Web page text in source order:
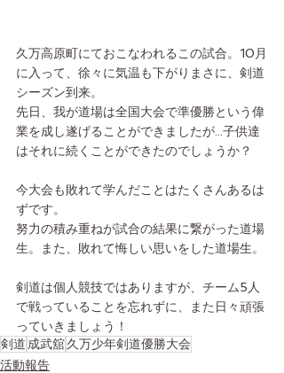
久万高原町にておこなわれるこの試合。10月
に入って、徐々に気温も下がりまさに、剣道
シーズン到来。
先日、我が道場は全国大会で準優勝という偉
業を成し遂げることができましたが...子供達
はそれに続くことができたのでしょうか？
今大会も敗れて学んだことはたくさんあるは
ずです。
努力の積み重ねが試合の結果に繋がった道場
生。また、敗れて悔しい思いをした道場生。
剣道は個人競技ではありますが、チーム5人
で戦っていることを忘れずに、また日々頑張
っていきましょう！
剣道 成武舘久万少年剣道優勝大会
活動報告